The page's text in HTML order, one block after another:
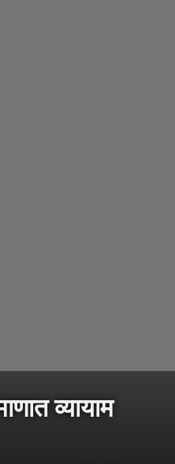
व्यायाम